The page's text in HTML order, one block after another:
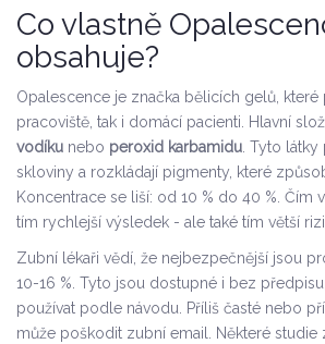
Co vlastně
obsahuje?
Opalescence je značka bělicích gelů, které
pracoviště, tak i domácí pacienti. Hlavní
vodíku nebo peroxid karbamidu . Tyto
skloviny a rozkládají pigmenty, které
Koncentrace se liší: od 10 % do 40 %. Čím
tím rychlejší výsledek - ale také tím větší
Zubní lékaři vědí, že nejbezpečnější jsou
10-16 %. Tyto jsou dostupné i bez
používat podle návodu. Příliš časté nebo
může poškodit zubní email. Některé studie